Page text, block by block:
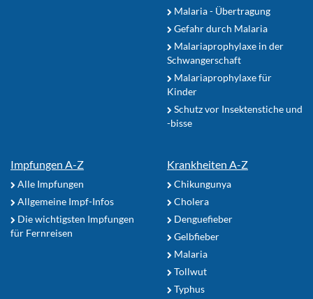
Malaria - Übertragung
Gefahr durch Malaria
Malariaprophylaxe in der
Schwangerschaft
Malariaprophylaxe für
Kinder
Schutz vor Insektenstiche und
-bisse
Impfungen A-Z
Alle Impfungen
Allgemeine Impf-Infos
Die wichtigsten Impfungen
für Fernreisen
Krankheiten A-Z
Chikungunya
Cholera
Denguefieber
Gelbfieber
Malaria
Tollwut
Typhus